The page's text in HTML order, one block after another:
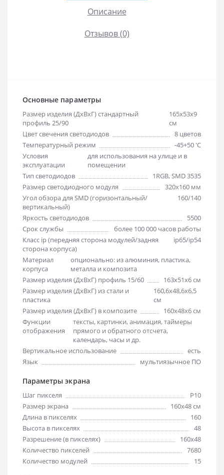
Описание
Отзывов (0)
Основные параметры
Размер изделия (ДхВхГ) стандартный
профиль 25/90
165х53х9
см
Цвет свечения светодиодов
8 цветов
Температурный режим
-45+50 'C
Условия
эксплуатации
для использования на улице и в
помещении
Тип светодиодов
1RGB, SMD 3535
Размер светодиодного модуля
320х160 мм
Угол обзора для SMD (горизонтальный/
вертикальный)
160/140
Яркость светодиодов
5500
Срок службы
более 100 000 часов работы
Класс ip (передняя сторона модулей/задняя
сторона корпуса)
ip65/ip54
Материал
корпуса
опционально: из алюминия, пластика,
металла и композита
Размер изделия (ДхВхГ) профиль 15/60
163х51х6 см
Размер изделия (ДхВхГ) из стали и
пластика
160,6х48,6х6,5
см
Размер изделия (ДхВхГ) в композите
160х48х6 см
Функции
отображения
тексты, картинки, анимация, таймеры
прямого и обратного отсчета,
календарь, часы и др.
Вертикальное использование
есть
Язык
мультиязычное ПО
Параметры экрана
Шаг пикселя
Р10
Размер экрана
160х48 см
Длина в пикселях
160
Высота в пикселях
48
Разрешение (в пикселях)
160x48
Количество пикселей
7680
Количество модулей
15